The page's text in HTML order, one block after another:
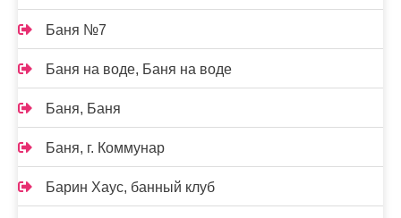
Баня №7
Баня на воде, Баня на воде
Баня, Баня
Баня, г. Коммунар
Барин Хаус, банный клуб